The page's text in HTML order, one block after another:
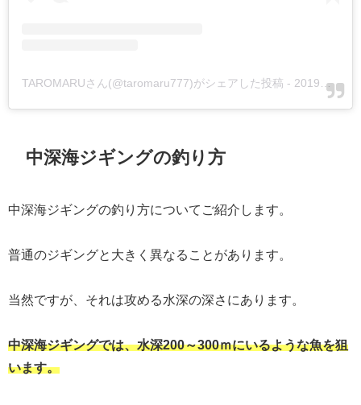
TAROMARUさん(@taromaru777)がシェアした投稿 - 2019年 3月月29日午前7時56分PDT
中深海ジギングの釣り方
中深海ジギングの釣り方についてご紹介します。
普通のジギングと大きく異なることがあります。
当然ですが、それは攻める水深の深さにあります。
中深海ジギングでは、水深200～300ｍにいるような魚を狙
います。